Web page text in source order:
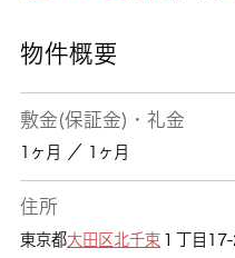
物件概要
敷金(保証金)・礼金
1ヶ月 ／ 1ヶ月
住所
東京都大田区北千束１丁目